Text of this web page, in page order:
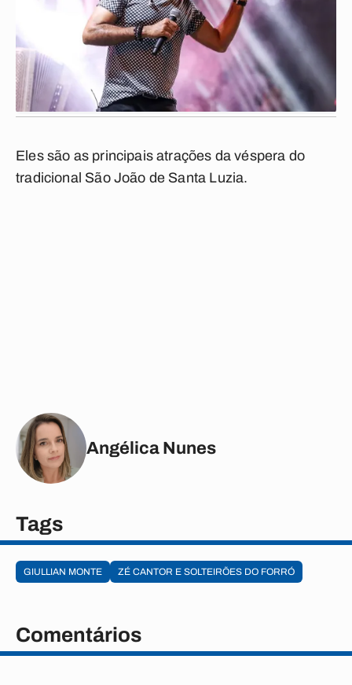
Eles são as principais atrações da véspera do
tradicional São João de Santa Luzia.
Angélica Nunes
Tags
GIULLIAN MONTE ZÉ CANTOR E SOLTEIRÕES DO FORRÓ
Comentários